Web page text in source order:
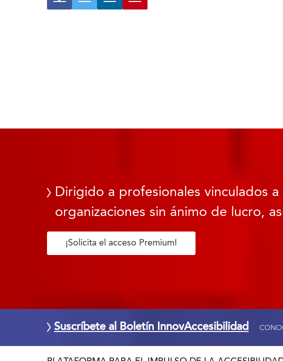
Dirigido a profesionales vinculados
organizaciones sin ánimo de lucro,
¡Solicita el acceso Premium!
Suscríbete al Boletín InnovAccesibilidad